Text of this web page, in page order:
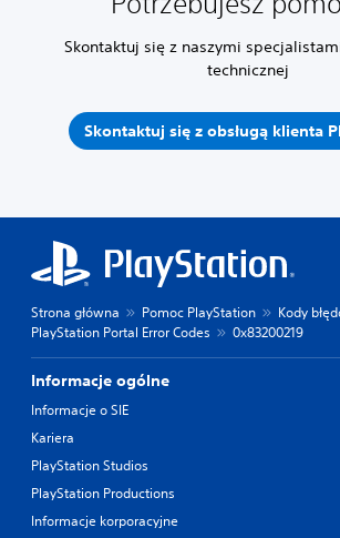
Skontaktuj się z naszymi
technicznej
Skontaktuj się z obsługą klienta
Strona główna Pomoc PlayStation
Kody
PlayStation Portal Error Codes
0x83200219
Informacje ogólne
Informacje o SIE
Kariera
PlayStation Studios
PlayStation Productions
Informacje korporacyjne